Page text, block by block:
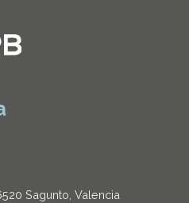
Sagunto, Valencia